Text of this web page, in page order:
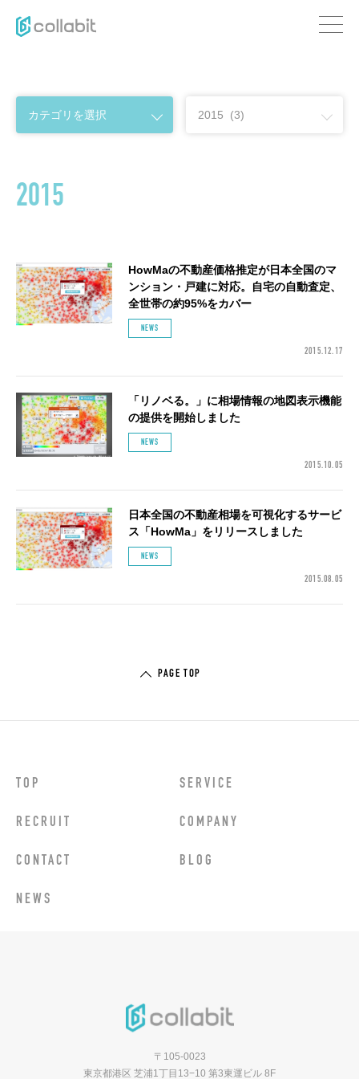
2015
HowMaの不動産価格推定が日本全国のマ
ンション・戸建に対応。自宅の自動査定、
全世帯の約95%をカバー
NEWS
2015.12.17
「リノベる。」に相場情報の地図表示機能
の提供を開始しました
NEWS
2015.10.05
日本全国の不動産相場を可視化するサービ
ス「HowMa」をリリースしました
NEWS
2015.08.05
PAGE TOP
TOP SERVICE
RECRUIT COMPANY
CONTACT BLOG
NEWS
〒105-0023
東京都港区 芝浦1丁目13−10 第3東運ビル 8F